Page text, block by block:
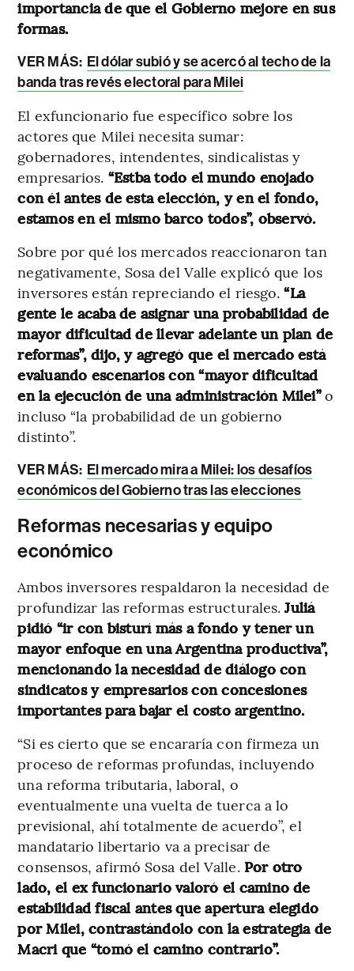
importancia de que el Gobierno mejore en sus
formas.
VER MÁS: El dólar subió y se acercó al techo de la
banda tras revés electoral para Milei
El exfuncionario fue específico sobre los
actores que Milei necesita sumar:
gobernadores, intendentes, sindicalistas y
empresarios. “Estba todo el mundo enojado
con él antes de esta elección, y en el fondo,
estamos en el mismo barco todos”, observó.
Sobre por qué los mercados reaccionaron tan
negativamente, Sosa del Valle explicó que los
inversores están repreciando el riesgo.“La
gente le acaba de asignar una probabilidad de
mayor dificultad de llevar adelante un plan de
reformas”, dijo, y agregó que el mercado está
evaluando escenarios con “mayor dificultad
en la ejecución de una administración Milei”o
incluso “la probabilidad de un gobierno
distinto”.
VER MÁS: El mercado mira a Milei: los desafíos
económicos del Gobierno tras las elecciones
Reformas necesarias y equipo
económico
Ambos inversores respaldaron la necesidad de
profundizar las reformas estructurales.Juliá
pidió “ir con bisturí más a fondo y tener un
mayor enfoque en una Argentina productiva”,
mencionando la necesidad de diálogo con
sindicatos y empresarios con concesiones
importantes para bajar el costo argentino.
“Si es cierto que se encararía con firmeza un
proceso de reformas profundas, incluyendo
una reforma tributaria, laboral, o
eventualmente una vuelta de tuerca a lo
previsional, ahí totalmente de acuerdo”, el
mandatario libertario va a precisar de
consensos, afirmó Sosa del Valle. Por otro
lado, el ex funcionario valoró el camino de
estabilidad fiscal antes que apertura elegido
por Milei, contrastándolo con la estrategia de
Macri que “tomó el camino contrario”.